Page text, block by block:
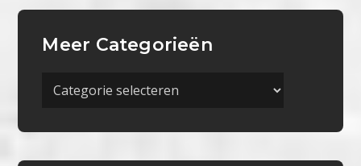
Meer Categorieën
Meer